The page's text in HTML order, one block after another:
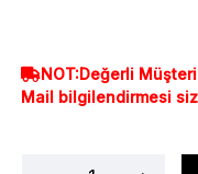
NOT:Değerli
Mail bilgilendirmesi